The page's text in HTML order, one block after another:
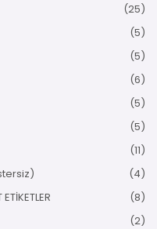
(25)
(5)
(5)
(6)
(5)
(5)
(11)
(4)
(8)
(2)